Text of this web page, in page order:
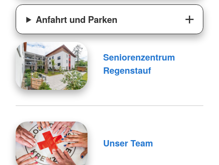
Anfahrt und Parken
Seniorenzentrum
Regenstauf
Unser Team